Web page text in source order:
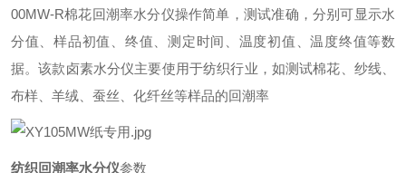
00MW-R棉花回潮率水分仪操作简单，测试准确，分别可显示水
分值、样品初值、终值、测定时间、温度初值、温度终值等数
据。该款卤素水分仪主要使用于纺织行业，如测试棉花、纱线、
布样、羊绒、蚕丝、化纤丝等样品的回潮率
纺织回潮率水分仪参数